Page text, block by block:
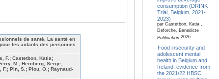
de santé. La santé en
les aidants des personnes
F.; Castetbon, Katia;
M.; Hercberg, Serge;
Pin, S.; Piou, O.; Raynaud-
consumption (DRINK
Trial, Belgium, 2021-
2023)
par Castetbon, Katia ,
Deforche, Benedicte
Publication2026
Food insecurity and
adolescent mental
health in Belgium and
Ireland: evidence from
the 2021/22 HBSC